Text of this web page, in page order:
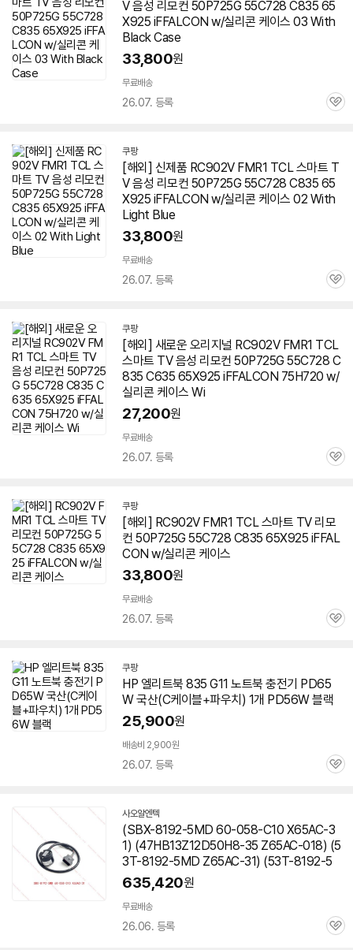
V 음성 리모컨 50P725G 55C728 C835 65
X925 iFFALCON w/실리콘 케이스 03 With
Black Case
33,800원
무료배송
26.07. 등록
관
쿠팡
[해외] 신제품 RC902V FMR1 TCL 스마트 T
V 음성 리모컨 50P725G 55C728 C835 65
X925 iFFALCON w/실리콘 케이스 02 With
Light Blue
33,800원
무료배송
26.07. 등록
관
쿠팡
[해외] 새로운 오리지널 RC902V FMR1 TCL
스마트 TV 음성 리모컨 50P725G 55C728 C
835 C635 65X925 iFFALCON 75H720 w/
실리콘 케이스 Wi
27,200원
무료배송
26.07. 등록
관
쿠팡
[해외] RC902V FMR1 TCL 스마트 TV 리모
컨 50P725G 55C728 C835 65X925 iFFAL
CON w/실리콘 케이스
33,800원
무료배송
26.07. 등록
관
쿠팡
HP 엘리트북 835 G11 노트북 충전기 PD65
W 국산(C케이블+파우치) 1개 PD56W 블랙
25,900원
배송비 2,900원
26.07. 등록
관
사오알엔텍네
이
버
페
(SBX-8192-5MD 60-058-C10 X65AC-3
1) (47HB13Z12D50H8-35 Z65AC-018) (5
3T-8192-5MD Z65AC-31) (53T-8192-5
635,420원
무료배송
26.06. 등록
관